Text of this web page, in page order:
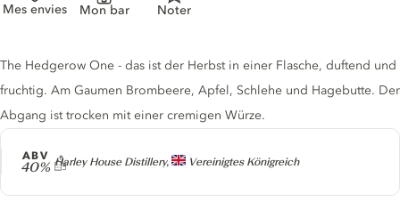
Mes envies Mon bar Noter
Producer
Harley House Distillery, Vereinigtes Königreich
ABV
40%
Gin description
The Hedgerow One - das ist der Herbst in einer Flasche, duftend und
fruchtig. Am Gaumen Brombeere, Apfel, Schlehe und Hagebutte. Der
Abgang ist trocken mit einer cremigen Würze.